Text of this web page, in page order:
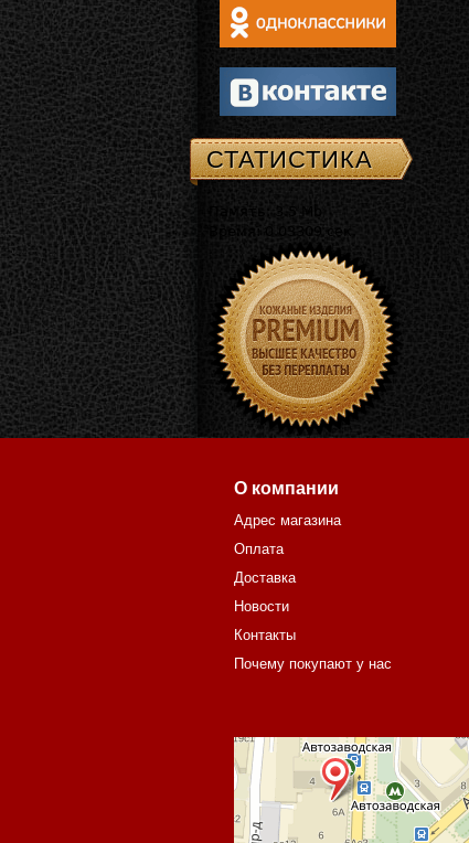
СТАТИСТИКА
Память: 3.5 Mb
Время: 0.03309 сек.
О компании
Адрес магазина
Оплата
Доставка
Новости
Контакты
Почему покупают у нас